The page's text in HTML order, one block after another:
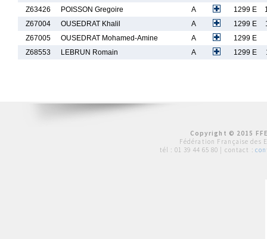
Z63426
POISSON Gregoire A 1299 E
Z67004
OUSEDRAT Khalil A 1299 E
Z67005
OUSEDRAT Mohamed-Amine A
1299 E
Z68553
LEBRUN Romain A 1299 E
Copyright © 2015
Fédération Française des
tél : 01 39 44 65 80 | contact :